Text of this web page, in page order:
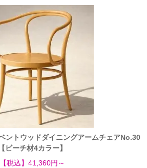
ントウッドダイニングアームチェアNo.30
【ビーチ材4カラー】
【税込】41,360円～